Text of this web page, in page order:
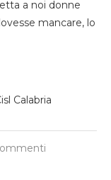
a noi donne
mancare, lo
Calabria